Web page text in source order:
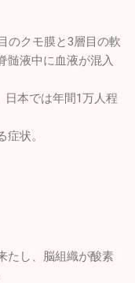
のクモ膜と3層目の軟
髄液中に血液が混入
日本では年間1万人程
状。
たし、脳組織が酸素